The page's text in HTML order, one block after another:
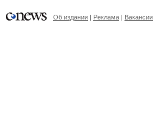
Об издании | Реклама | Вакансии